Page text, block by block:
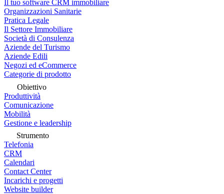
Il tuo software CRM immobiliare
Organizzazioni Sanitarie
Pratica Legale
Il Settore Immobiliare
Società di Consulenza
Aziende del Turismo
Aziende Edili
Negozi ed eCommerce
Categorie di prodotto
Obiettivo
Produttività
Comunicazione
Mobilità
Gestione e leadership
Strumento
Telefonia
CRM
Calendari
Contact Center
Incarichi e progetti
Website builder